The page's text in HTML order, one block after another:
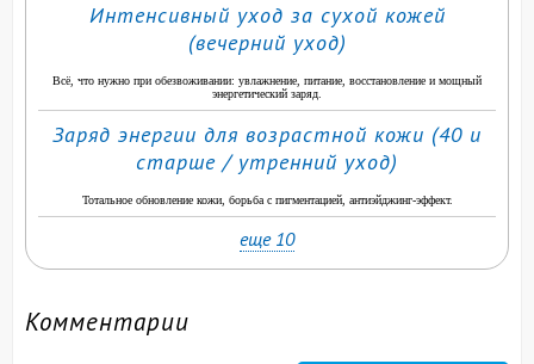
Интенсивный уход за сухой кожей
(вечерний уход)
Всё, что нужно при обезвоживании: увлажнение, питание, восстановление и мощный
энергетический заряд.
Заряд энергии для возрастной кожи (40 и
старше / утренний уход)
Тотальное обновление кожи, борьба с пигментацией, антиэйджинг-эффект.
еще 10
Комментарии